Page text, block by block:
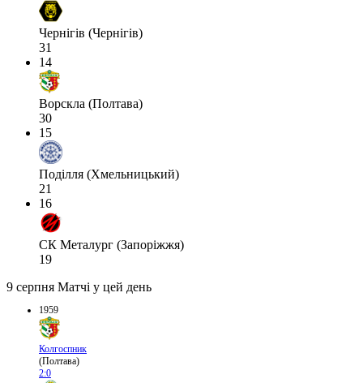
Чернігів (Чернігів)
31
14
Ворскла (Полтава)
30
15
Поділля (Хмельницький)
21
16
СК Металург (Запоріжжя)
19
9 серпня Матчі у цей день
1959
Колгоспник
(Полтава)
2:0